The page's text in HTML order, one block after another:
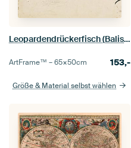
Leopardendrückerfisch (Balistoides conspicillum)
ArtFrame™ –65×50cm 153,-
Größe & Material selbst wählen